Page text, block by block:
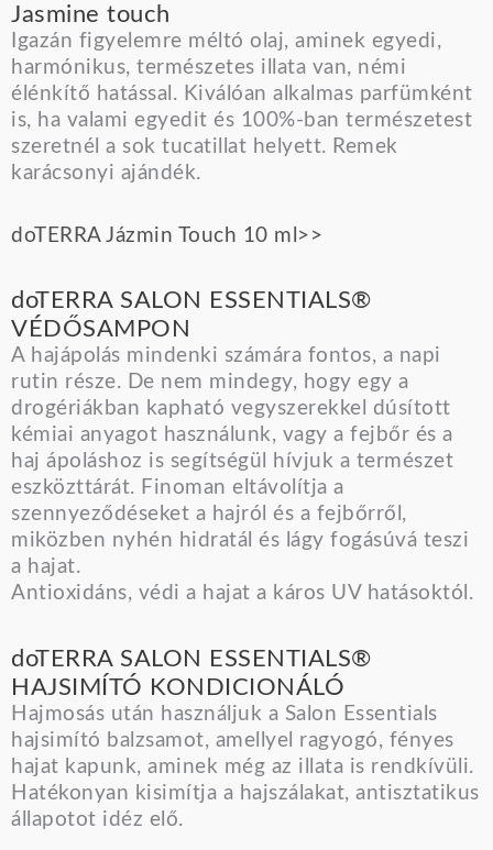
Jasmine touch
Igazán figyelemre méltó olaj, aminek egyedi,
harmónikus, természetes illata van, némi
élénkítő hatással. Kiválóan alkalmas parfümként
is, ha valami egyedit és 100%-ban természetest
szeretnél a sok tucatillat helyett. Remek
karácsonyi ajándék.
doTERRA Jázmin Touch 10 ml>>
doTERRA SALON ESSENTIALS®
VÉDŐSAMPON
A hajápolás mindenki számára fontos, a napi
rutin része. De nem mindegy, hogy egy a
drogériákban kapható vegyszerekkel dúsított
kémiai anyagot használunk, vagy a fejbőr és a
haj ápoláshoz is segítségül hívjuk a természet
eszközttárát. Finoman eltávolítja a
szennyeződéseket a hajról és a fejbőrről,
miközben nyhén hidratál és lágy fogásúvá teszi
a hajat.
Antioxidáns, védi a hajat a káros UV hatásoktól.
doTERRA SALON ESSENTIALS®
HAJSIMÍTÓ KONDICIONÁLÓ
Hajmosás után használjuk a Salon Essentials
hajsimító balzsamot, amellyel ragyogó, fényes
hajat kapunk, aminek még az illata is rendkívüli.
Hatékonyan kisimítja a hajszálakat, antisztatikus
állapotot idéz elő.